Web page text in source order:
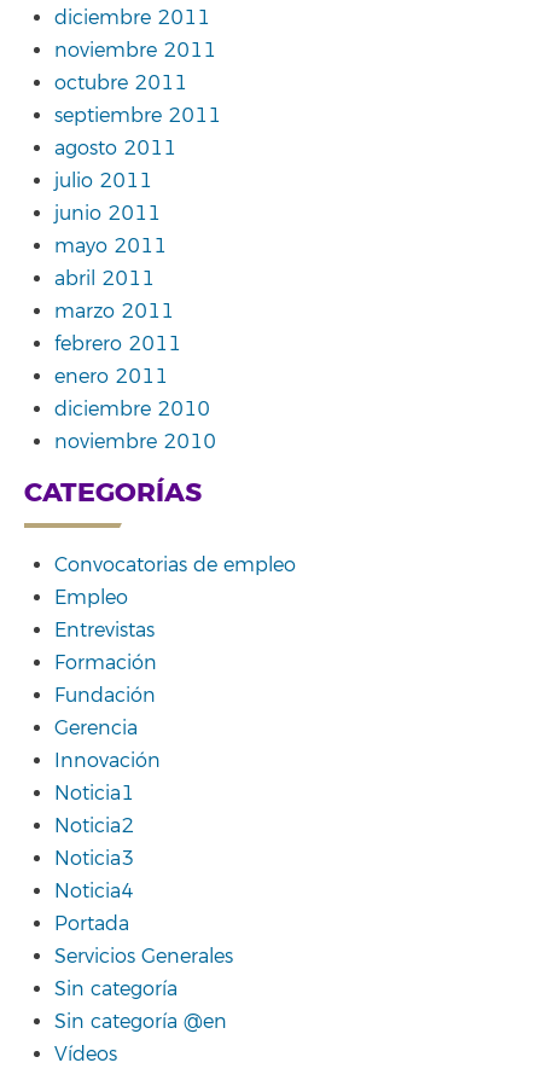
diciembre 2011
noviembre 2011
octubre 2011
septiembre 2011
agosto 2011
julio 2011
junio 2011
mayo 2011
abril 2011
marzo 2011
febrero 2011
enero 2011
diciembre 2010
noviembre 2010
CATEGORÍAS
Convocatorias de empleo
Empleo
Entrevistas
Formación
Fundación
Gerencia
Innovación
Noticia1
Noticia2
Noticia3
Noticia4
Portada
Servicios Generales
Sin categoría
Sin categoría @en
Vídeos